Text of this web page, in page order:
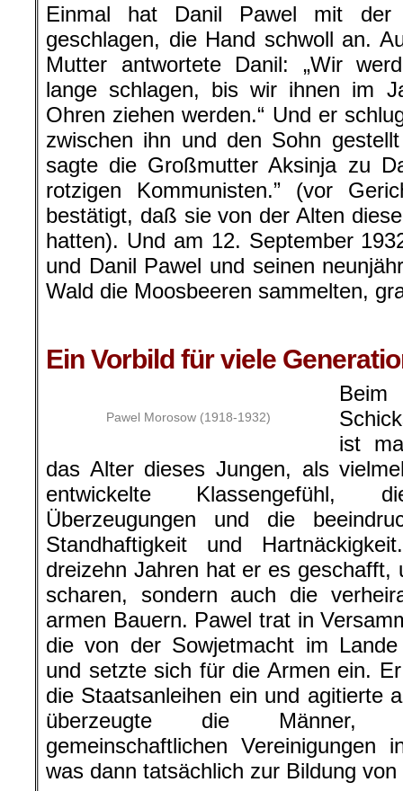
Einmal hat Danil Pawel mit
geschlagen, die Hand schwoll an.
Mutter antwortete Danil: „Wir
lange schlagen, bis wir ihnen im
Ohren ziehen werden.“ Und er
zwischen ihn und den Sohn
sagte die Großmutter Aksinja zu
rotzigen Kommunisten.” (vor
bestätigt, daß sie von der Alten
hatten). Und am 12. September
und Danil Pawel und seinen
Wald die Moosbeeren sammelten,
Ein Vorbild für viele
Pawel Morosow (1918-1932)
ist
das Alter dieses Jungen, als
entwickelte Klassengefühl,
Überzeugungen und die
Standhaftigkeit und
dreizehn Jahren hat er es geschafft,
scharen, sondern auch die
armen Bauern. Pawel trat in
die von der Sowjetmacht im
und setzte sich für die Armen ein.
die Staatsanleihen ein und agitierte
überzeugte die Männer,
gemeinschaftlichen Vereinigungen
was dann tatsächlich zur Bildung